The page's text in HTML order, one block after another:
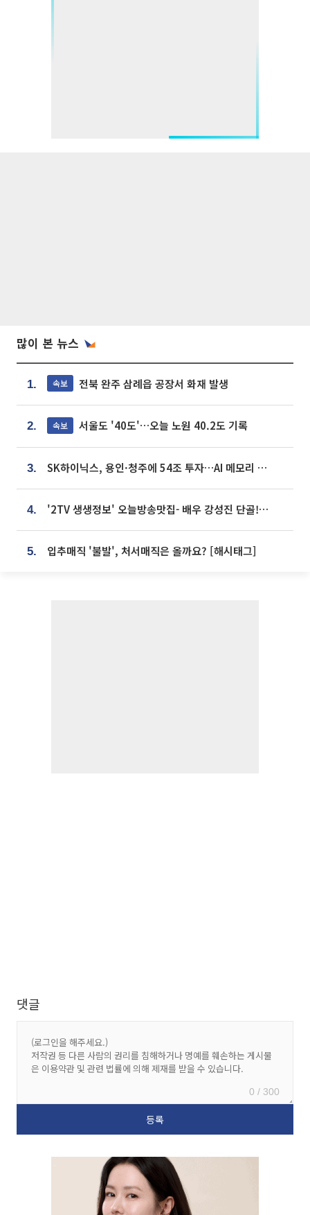
많이 본 뉴스
1. 속보 전북 완주 삼례읍 공장서 화재 발생
2. 속보 서울도 '40도'…오늘 노원 40.2도 기록
3. SK하이닉스, 용인·청주에 54조 투자…AI 메모리 생산기지 키운다
4. '2TV 생생정보' 오늘방송맛집- 배우 강성진 단골! 쌀국수ㆍ푸팟퐁 커리 맛집 '블○○○'
5. 입추매직 '불발', 처서매직은 올까요? [해시태그]
댓글
0 / 300